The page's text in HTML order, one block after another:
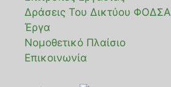
Δράσεις Του Δικτύου ΦΟΔΣΑ
Έργα
Νομοθετικό Πλαίσιο
Επικοινωνία